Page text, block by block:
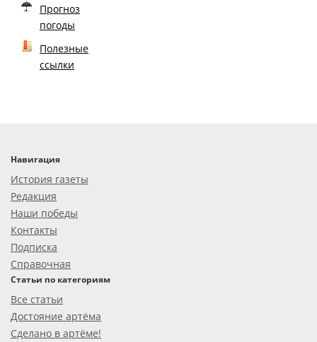
Прогноз
погоды
Полезные
ссылки
Навигация
История газеты
Редакция
Наши победы
Контакты
Подписка
Справочная
Статьи по категориям
Все статьи
Достояние артёма
Сделано в артёме!